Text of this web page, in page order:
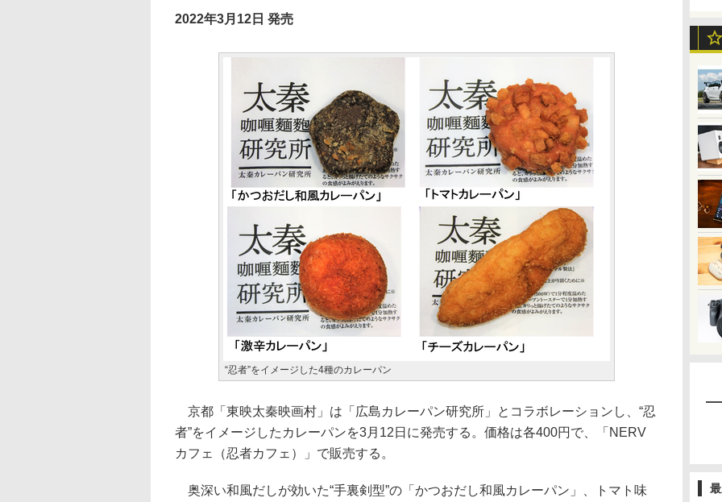
2022年3月12日 発売
“忍者”をイメージした4種のカレーパン
京都「東映太秦映画村」は「広島カレーパン研究所」とコラボレーションし、“忍
者”をイメージしたカレーパンを3月12日に発売する。価格は各400円で、「NERV
カフェ（忍者カフェ）」で販売する。
奥深い和風だしが効いた“手裏剣型”の「かつおだし和風カレーパン」、トマト味